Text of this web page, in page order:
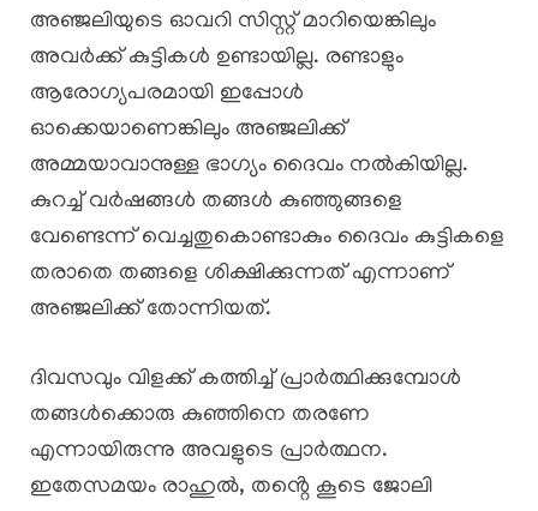
അഞ്ജലിയുടെ ഓവറി സിസ്റ്റ് മാറിയെങ്കിലും
അവർക്ക് കുട്ടികൾ ഉണ്ടായില്ല. രണ്ടാളും
ആരോഗ്യപരമായി ഇപ്പോൾ
ഓക്കെയാണെങ്കിലും അഞ്ജലിക്ക്
അമ്മയാവാനുള്ള ഭാഗ്യം ദൈവം നൽകിയില്ല.
കുറച്ച് വർഷങ്ങൾ തങ്ങൾ കുഞ്ഞുങ്ങളെ
വേണ്ടെന്ന് വെച്ചതുകൊണ്ടാകും ദൈവം കുട്ടികളെ
തരാതെ തങ്ങളെ ശിക്ഷിക്കുന്നത് എന്നാണ്
അഞ്ജലിക്ക് തോന്നിയത്.
ദിവസവും വിളക്ക് കത്തിച്ച് പ്രാർത്ഥിക്കുമ്പോൾ
തങ്ങൾക്കൊരു കുഞ്ഞിനെ തരണേ
എന്നായിരുന്നു അവളുടെ പ്രാർത്ഥന.
ഇതേസമയം രാഹുൽ, തൻ്റെ കൂടെ ജോലി